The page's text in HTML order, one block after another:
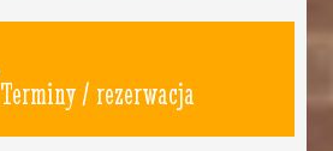
Terminy / rezerwacja